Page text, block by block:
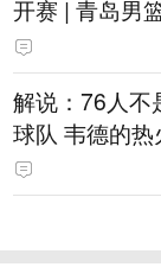
开赛 | 青岛男
解说：76人不
球队 韦德的